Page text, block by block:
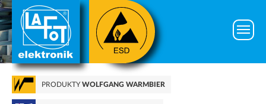
PRODUKTYWOLFGANG WARMBIER